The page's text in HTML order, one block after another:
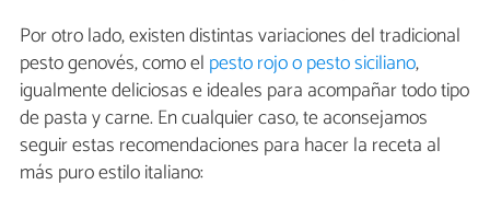
Por otro lado, existen distintas variaciones del tradicional
pesto genovés, como el pesto rojo o pesto siciliano,
igualmente deliciosas e ideales para acompañar todo tipo
de pasta y carne. En cualquier caso, te aconsejamos
seguir estas recomendaciones para hacer la receta al
más puro estilo italiano: